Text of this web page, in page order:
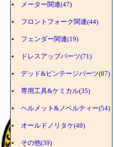
メーター関連(47)
フロントフォーク関連(44)
フェンダー関連(19)
ドレスアップパーツ(71)
デッド&ビンテージパーツ(87)
専用工具&ケミカル(35)
ヘルメット&ノベルティー(54)
オールドノリタケ(49)
その他(39)